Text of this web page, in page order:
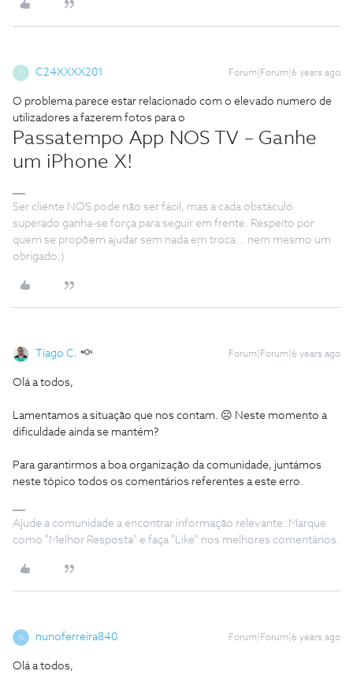
C C24XXXX201 Forum|Forum|6 years ago
O problema parece estar relacionado com o elevado numero de
utilizadores a fazerem fotos para o
Passatempo App NOS TV – Ganhe
um iPhone X!
Ser cliente NOS pode não ser fácil, mas a cada obstáculo
superado ganha-se força para seguir em frente. Respeito por
quem se propõem ajudar sem nada em troca... nem mesmo um
obrigado;)
Tiago C. Forum|Forum|6 years ago
Olá a todos,
Lamentamos a situação que nos contam. ☹️ Neste momento a
dificuldade ainda se mantém?
Para garantirmos a boa organização da comunidade, juntámos
neste tópico todos os comentários referentes a este erro.
Ajude a comunidade a encontrar informação relevante. Marque
como "Melhor Resposta" e faça "Like" nos melhores comentários.
N nunoferreira840 Forum|Forum|6 years ago
Olá a todos,